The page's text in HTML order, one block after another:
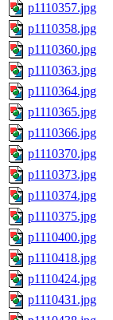
p1110357.jpg
p1110358.jpg
p1110360.jpg
p1110363.jpg
p1110364.jpg
p1110365.jpg
p1110366.jpg
p1110370.jpg
p1110373.jpg
p1110374.jpg
p1110375.jpg
p1110400.jpg
p1110418.jpg
p1110424.jpg
p1110431.jpg